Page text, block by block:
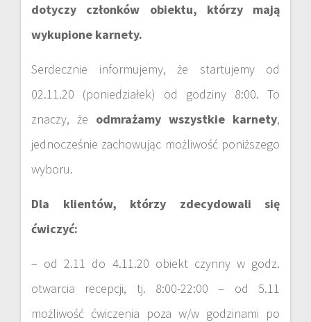
dotyczy członków obiektu, którzy mają
wykupione karnety.
Serdecznie informujemy, że startujemy od
02.11.20 (poniedziałek) od godziny 8:00. To
znaczy, że odmrażamy wszystkie karnety,
jednocześnie zachowując możliwość poniższego
wyboru.
Dla klientów, którzy zdecydowali się
ćwiczyć:
– od 2.11 do 4.11.20 obiekt czynny w godz.
otwarcia recepcji, tj. 8:00-22:00 – od 5.11
możliwość ćwiczenia poza w/w godzinami po